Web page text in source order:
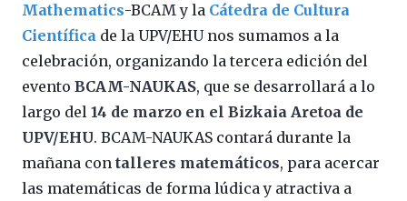
Mathematics-BCAM y la Cátedra de Cultura
Científica de la UPV/EHU nos sumamos a la
celebración, organizando la tercera edición del
evento BCAM-NAUKAS, que se desarrollará a lo
largo del 14 de marzo en el Bizkaia Aretoa de
UPV/EHU. BCAM-NAUKAS contará durante la
mañana con talleres matemáticos, para acercar
las matemáticas de forma lúdica y atractiva a